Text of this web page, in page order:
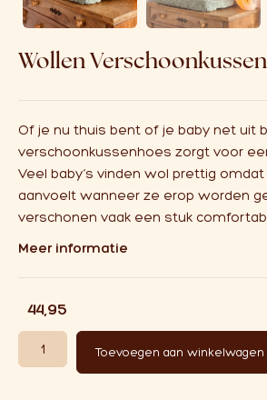
Wollen
Of je nu thuis bent of je baby net uit
verschoonkussenhoes zorgt voor
Veel baby’s vinden wol prettig
aanvoelt wanneer ze erop worden
verschonen vaak een stuk
Meer informatie
€44,95
Wollen Verschoonkussenhoes Olive aantal
Toevoegen aan winkelwagen